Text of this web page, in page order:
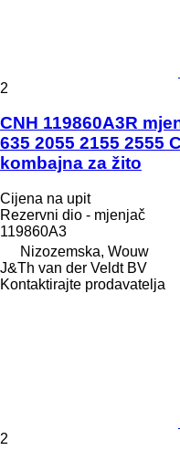
2
CNH 119860A3R
635 2055 2155 2555
kombajna za žito
Cijena na upit
Rezervni dio - mjenjač
119860A3
Nizozemska, Wouw
J&Th van der Veldt BV
Kontaktirajte prodavatelja
2